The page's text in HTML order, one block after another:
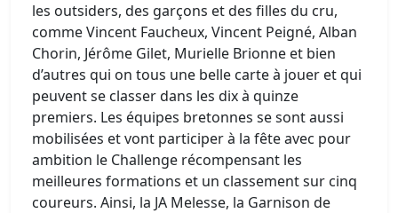
les outsiders, des garçons et des filles du cru,
comme Vincent Faucheux, Vincent Peigné, Alban
Chorin, Jérôme Gilet, Murielle Brionne et bien
d’autres qui on tous une belle carte à jouer et qui
peuvent se classer dans les dix à quinze
premiers. Les équipes bretonnes se sont aussi
mobilisées et vont participer à la fête avec pour
ambition le Challenge récompensant les
meilleures formations et un classement sur cinq
coureurs. Ainsi, la JA Melesse, la Garnison de